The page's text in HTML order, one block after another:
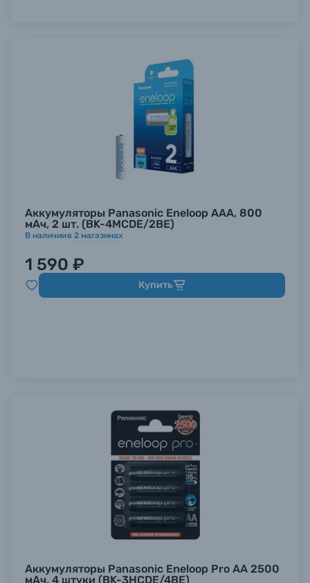
Аккумуляторы Panasonic Eneloop AAA, 800
мАч, 2 шт. (BK-4MCDE/2BE)
В наличиив 2 магазинах
1 590 ₽
Купить
Аккумуляторы Panasonic Eneloop Pro AA 2500
мАч, 4 штуки (BK-3HCDE/4BE)